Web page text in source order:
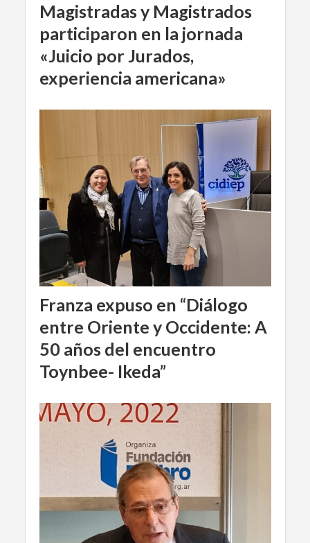
Magistradas y Magistrados
participaron en la jornada
«Juicio por Jurados,
experiencia americana»
Franza expuso en “Diálogo
entre Oriente y Occidente: A
50 años del encuentro
Toynbee- Ikeda”